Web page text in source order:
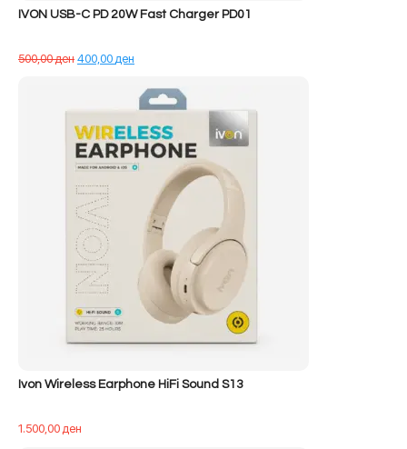
IVON USB-C PD 20W Fast Charger PD01
500,00денÇmimi
400,00ден
tanishëm
është:
Ivon Wireless Earphone HiFi Sound S13
1.500,00ден